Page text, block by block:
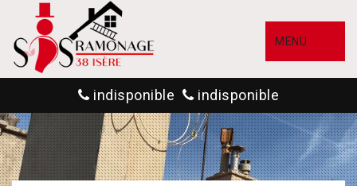
MENU
indisponible indisponible